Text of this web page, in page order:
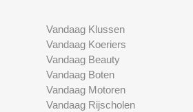
Vandaag Klussen
Vandaag Koeriers
Vandaag Beauty
Vandaag Boten
Vandaag Motoren
Vandaag Rijscholen